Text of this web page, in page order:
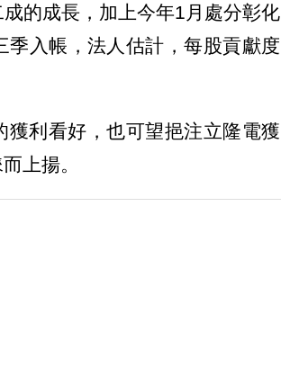
的成長，加上今年1月處分彰化
入帳，法人估計，每股貢獻度
利看好，也可望挹注立隆電獲
上揚。